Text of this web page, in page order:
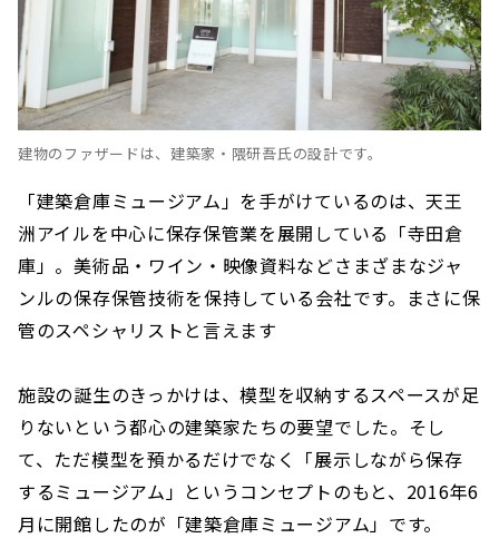
建物のファザードは、建築家・隈研吾氏の設計です。
「建築倉庫ミュージアム」を手がけているのは、天王
洲アイルを中心に保存保管業を展開している「寺田倉
庫」。美術品・ワイン・映像資料などさまざまなジャ
ンルの保存保管技術を保持している会社です。まさに保
管のスペシャリストと言えます
施設の誕生のきっかけは、模型を収納するスペースが足
りないという都心の建築家たちの要望でした。そし
て、ただ模型を預かるだけでなく「展示しながら保存
するミュージアム」というコンセプトのもと、2016年6
月に開館したのが「建築倉庫ミュージアム」です。